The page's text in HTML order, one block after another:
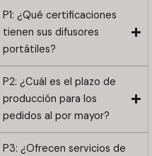
P1: ¿Qué certificaciones
tienen sus difusores
portátiles?
P2: ¿Cuál es el plazo de
producción para los
pedidos al por mayor?
P3: ¿Ofrecen servicios de